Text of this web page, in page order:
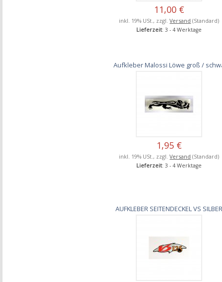
11,00 €
inkl. 19% USt., zzgl.Versand (Standard)
Lieferzeit: 3 - 4 Werktage
Aufkleber Malossi Löwe groß /
1,95 €
inkl. 19% USt., zzgl.Versand (Standard)
Lieferzeit: 3 - 4 Werktage
AUFKLEBER SEITENDECKEL VS